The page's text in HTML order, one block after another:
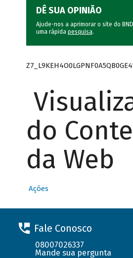
DÊ SUA OPINIÃO
Ajude-nos a aprimorar o site do
uma rápida pesquisa.
do
da Web
Ações
Fale Conosco
08007026337
Mande sua pergunta